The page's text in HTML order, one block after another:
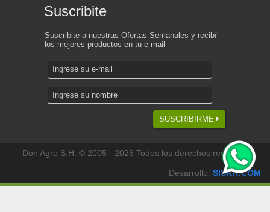
Suscribite
Suscribite a nuestras Ofertas Semanales y recibí
los mejores productos en tu e-mail
SUSCRIBIRME
Don Agro S.H. © 2005 - 2026 Todos los derechos reservados -
Desarrollo: SISKIT.COM